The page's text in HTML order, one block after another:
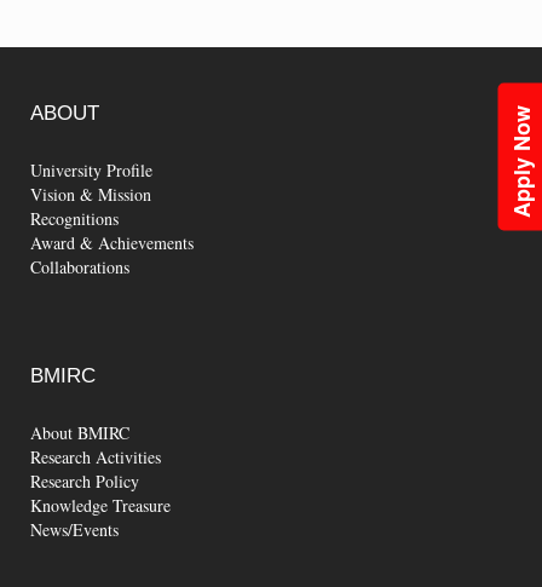
Apply Now
ABOUT
University Profile
Vision & Mission
Recognitions
Award & Achievements
Collaborations
BMIRC
About BMIRC
Research Activities
Research Policy
Knowledge Treasure
News/Events